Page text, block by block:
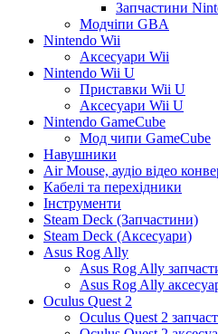
Запчастини
Модчіпи GBA
Nintendo Wii
Аксесуари Wii
Nintendo Wii U
Приставки Wii U
Аксесуари Wii U
Nintendo GameCube
Мод чипи GameCube
Навушники
Air Mouse, аудіо відео
Кабелі та перехідники
Інструменти
Steam Deck (Запчастини)
Steam Deck (Аксесуари)
Asus Rog Ally
Asus Rog Ally
Asus Rog Ally
Oculus Quest 2
Oculus Quest 2